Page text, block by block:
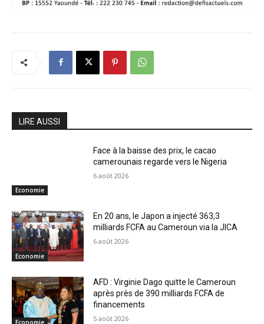
LIRE AUSSI
Economie
Face à la baisse des prix, le cacao
camerounais regarde vers le Nigeria
6 août 2026
Economie
En 20 ans, le Japon a injecté 363,3
milliards FCFA au Cameroun via la JICA
6 août 2026
Economie
AFD : Virginie Dago quitte le Cameroun
après près de 390 milliards FCFA de
financements
5 août 2026